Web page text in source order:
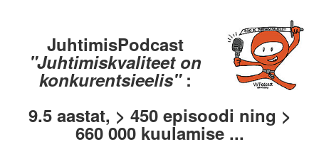
JuhtimisPodcast
"Juhtimiskvaliteet on
konkurentsieelis" :
9.5 aastat, > 450 episoodi ning >
660 000 kuulamise ...